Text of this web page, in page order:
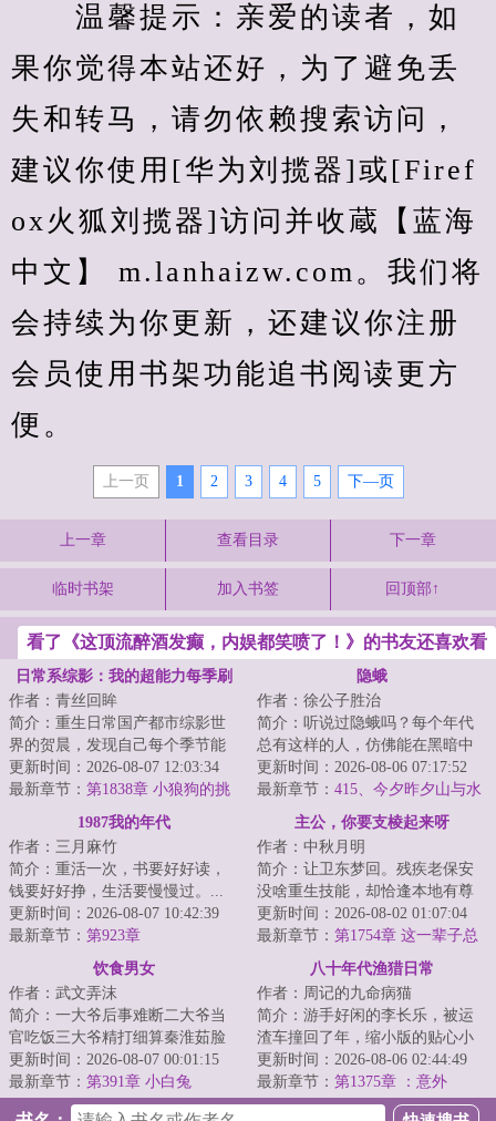
温馨提示：亲爱的读者，如
果你觉得本站还好，为了避免丢
失和转马，请勿依赖搜索访问，
建议你使用[华为刘揽器]或[Firef
ox火狐刘揽器]访问并收蔵【蓝海
中文】 m.lanhaizw.com。我们将
会持续为你更新，还建议你注册
会员使用书架功能追书阅读更方
便。
上一页 1 2 3 4 5 下—页
上一章 查看目录 下一章
临时书架 加入书签 回顶部↑
看了《这顶流醉酒发癫，内娱都笑喷了！》的书友还喜欢看
日常系综影：我的超能力每季刷
新
作者：青丝回眸
简介：重生日常国产都市综影世
界的贺晨，发现自己每个季节能
刷新出一种超能力，从此过上了
不一样的日常人...
更新时间：2026-08-07 12:03:34
最新章节： 第1838章 小狼狗的挑
衅！贺晨：回家继承家业真不是
隐蛾
作者：徐公子胜治
简介：听说过隐蛾吗？每个年代
总有这样的人，仿佛能在黑暗中
穿行不留形迹，凭空出现又倏然
消失。存在且未...
更新时间：2026-08-06 07:17:52
最新章节： 415、今夕昨夕山与水
1987我的年代
作者：三月麻竹
简介：重活一次，书要好好读，
钱要好好挣，生活要慢慢过。...
更新时间：2026-08-07 10:42:39
最新章节： 第923章
主公，你要支棱起来呀
作者：中秋月明
简介：让卫东梦回。残疾老保安
没啥重生技能，却恰逢本地有尊
通天彻地的超级大神，当然要鞍
前马后，悉心跟...
更新时间：2026-08-02 01:07:04
最新章节： 第1754章 这一辈子总
要为什么拼命
饮食男女
作者：武文弄沫
简介：一大爷后事难断二大爷当
官吃饭三大爷精打细算秦淮茹脸
蛋好看何雨柱打架做饭娄晓娥难
逃大院李学武一...
更新时间：2026-08-07 00:01:15
最新章节： 第391章 小白兔
八十年代渔猎日常
作者：周记的九命病猫
简介：游手好闲的李长乐，被运
渣车撞回了年，缩小版的贴心小
儿子，爱操心的大儿子，心冷了
的老婆。但他已...
更新时间：2026-08-06 02:44:49
最新章节： 第1375章 ：意外